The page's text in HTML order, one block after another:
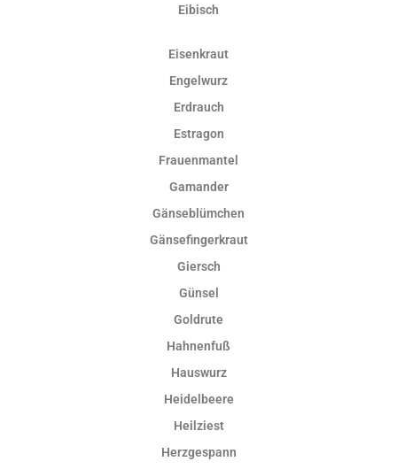
Eibisch
Eisenkraut
Engelwurz
Erdrauch
Estragon
Frauenmantel
Gamander
Gänseblümchen
Gänsefingerkraut
Giersch
Günsel
Goldrute
Hahnenfuß
Hauswurz
Heidelbeere
Heilziest
Herzgespann